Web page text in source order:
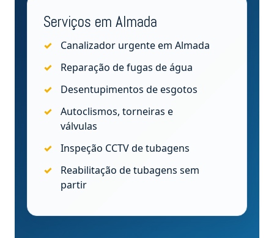
Serviços em Almada
Canalizador urgente em Almada
Reparação de fugas de água
Desentupimentos de esgotos
Autoclismos, torneiras e
válvulas
Inspeção CCTV de tubagens
Reabilitação de tubagens sem
partir